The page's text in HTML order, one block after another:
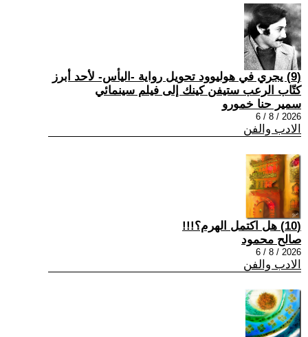
(9) يجري في هوليوود تحويل رواية -اليأس- لأحد أبرز
كتّاب الرعب ستيفن كينك إلى فيلم سينمائي
سمير حنا خمورو
2026 / 8 / 6
الادب والفن
(10) هل اكتمل الهرم؟!!!
صالح محمود
2026 / 8 / 6
الادب والفن